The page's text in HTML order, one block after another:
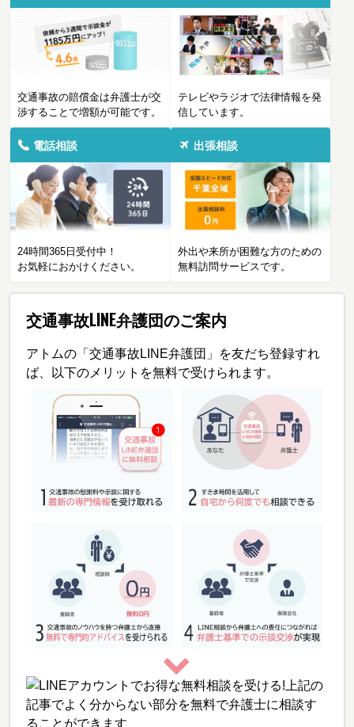
交通事故の賠償金は弁護士が交
渉することで増額が可能です。
テレビやラジオで法律情報を発
信しています。
電話相談
24時間365日受付中！
お気軽におかけください。
出張相談
外出や来所が困難な方のための
無料訪問サービスです。
交通事故LINE弁護団のご案内
アトムの「交通事故LINE弁護団」を友だち登録すれ
ば、以下のメリットを無料で受けられます。